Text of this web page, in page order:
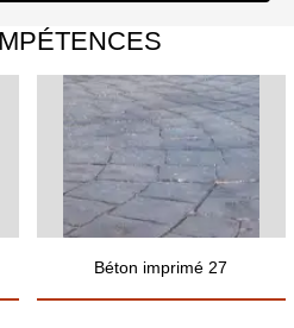
Béton imprimé 27